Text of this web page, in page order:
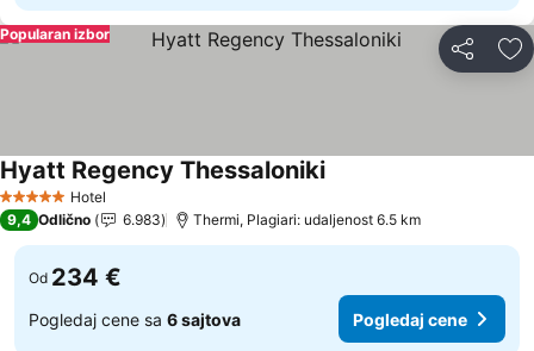
Deli
Popularan izbor
5 ZvezdiceHotel
Hyatt Regency Thessaloniki
9,4 Odlično 6.983 Thermi, Plagiari: udaljenost 6.5 km
Od 234 €
Pogledaj cene sa 6 sajtova Pogledaj cene